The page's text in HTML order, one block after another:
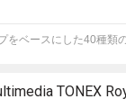
ベースにした40種類
TONEX